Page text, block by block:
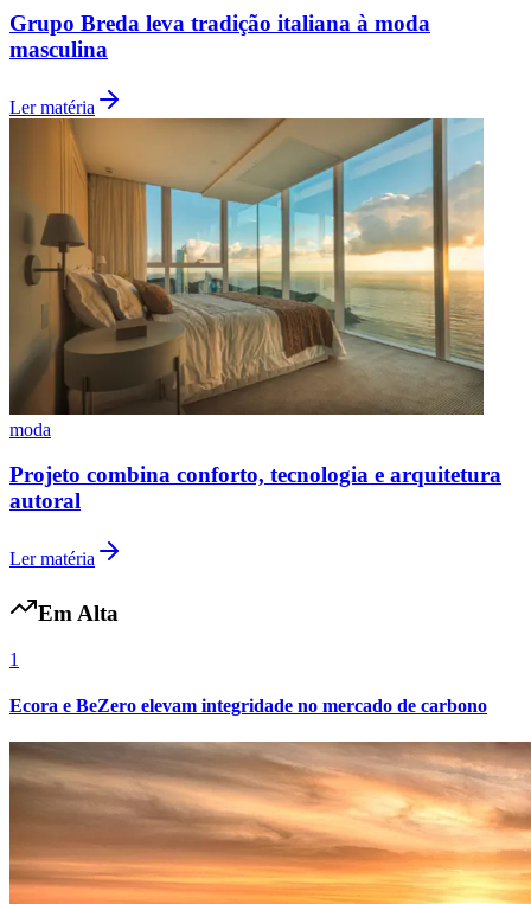
Vasco
Grupo Breda leva tradição italiana à moda
masculina
Ler matéria
moda
Projeto combina conforto, tecnologia e arquitetura
autoral
Ler matéria
Em Alta
1
Ecora e BeZero elevam integridade no mercado de carbono